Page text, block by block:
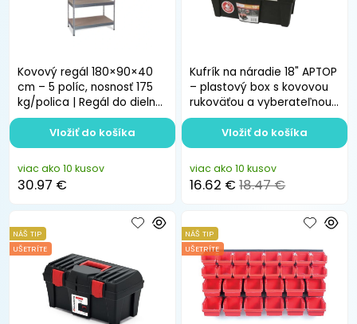
Kovový regál 180×90×40
cm – 5 políc, nosnosť 175
kg/polica | Regál do dielne,
skladu
viac ako 10 kusov
30.97 €
Vložiť do košíka
Kufrík na náradie 18" APTOP
– plastový box s kovovou
rukoväťou a vyberateľnou
poličkou
viac ako 10 kusov
16.62 € 18.47 €
Vložiť do košíka
NÁŠ TIP
UŠETRÍTE
NÁŠ TIP
UŠETRÍTE